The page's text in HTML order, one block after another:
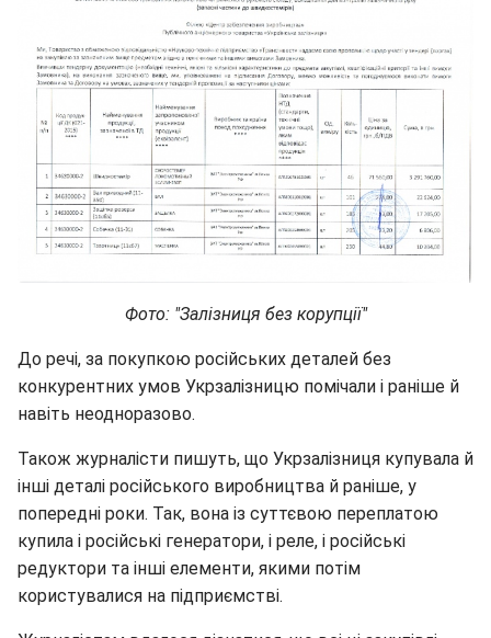
Фото: "Залізниця без корупції"
До речі, за покупкою російських деталей без
конкурентних умов Укрзалізницю помічали і раніше й
навіть неодноразово.
Також журналісти пишуть, що Укрзалізниця купувала й
інші деталі російського виробництва й раніше, у
попередні роки. Так, вона із суттєвою переплатою
купила і російські генератори, і реле, і російські
редуктори та інші елементи, якими потім
користувалися на підприємстві.